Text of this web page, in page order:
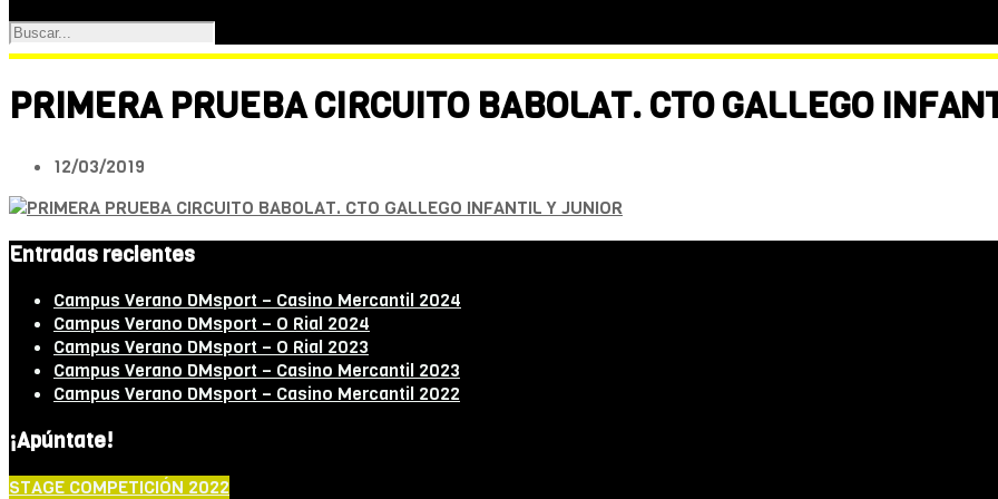
PRIMERA PRUEBA CIRCUITO BABOLAT. CTO GALLEGO
12/03/2019
Entradas recientes
Campus Verano DMsport – Casino Mercantil 2024
Campus Verano DMsport – O Rial 2024
Campus Verano DMsport – O Rial 2023
Campus Verano DMsport – Casino Mercantil 2023
Campus Verano DMsport – Casino Mercantil 2022
¡Apúntate!
STAGE COMPETICIÓN 2022